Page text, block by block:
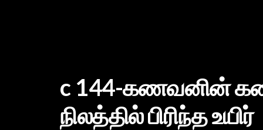
c 144-கணவனின்
நிலத்தில் பிரிந்த உயிர்